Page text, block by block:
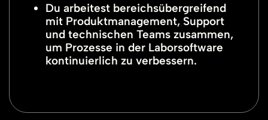
Du arbeitest bereichsübergreifend
mit Produktmanagement, Support
und technischen Teams zusammen,
um Prozesse in der Laborsoftware
kontinuierlich zu verbessern.